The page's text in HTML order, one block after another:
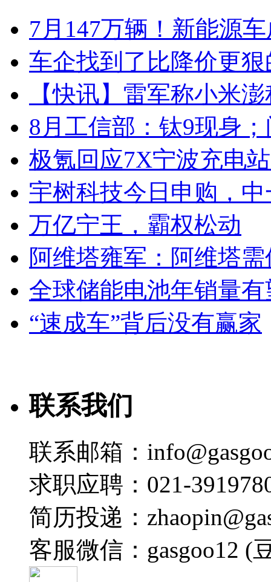
7月147万辆！新能源
车企找到了比降价更
【快讯】雷军称小米
8月工信部：钛9现身
极氪回应7X宁波充电
宇树科技今日申购，
万亿宁王，霸权松动
阿维塔雍军：阿维塔
全球储能电池年销量
“速成车”背后没有赢家
联系我们
联系邮箱：
求职应聘：021-
简历投递：
客服微信：gasgoo12 (